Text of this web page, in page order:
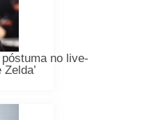
no live-